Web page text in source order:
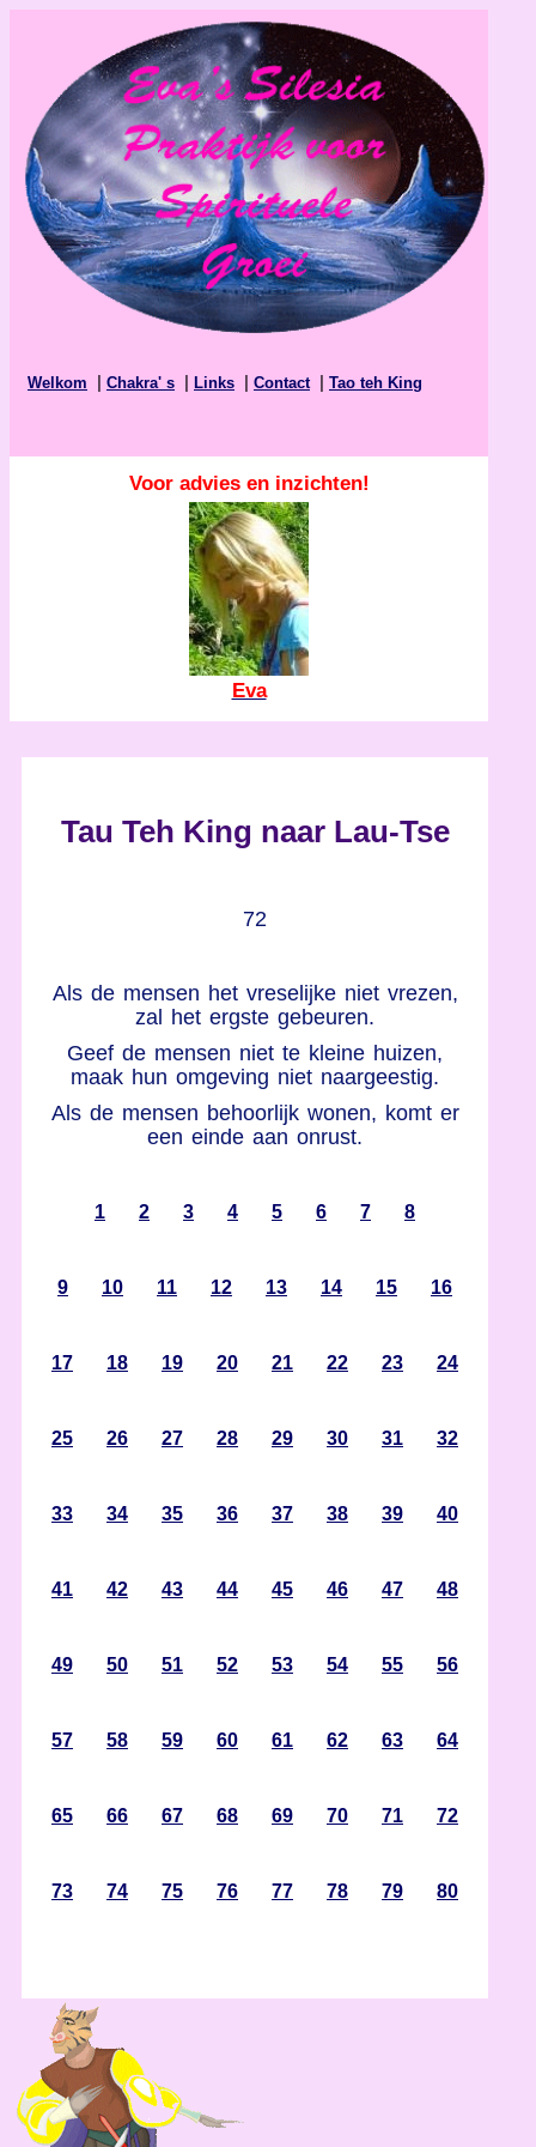
Welkom Chakra' s Links Contact| Tao teh King
Voor advies en inzichten!
Eva
Tau Teh King naar Lau-Tse
72
Als de mensen het vreselijke niet vrezen,
zal het ergste gebeuren.
Geef de mensen niet te kleine huizen,
maak hun omgeving niet naargeestig.
Als de mensen behoorlijk wonen, komt er
een einde aan onrust.
1 2 3 4 5 6 7 8
9 10 11 12 13 14 15 16
17 18 19 20 21 22 23 24
25 26 27 28 29 30 31 32
33 34 35 36 37 38 39 40
41 42 43 44 45 46 47 48
49 50 51 52 53 54 55 56
57 58 59 60 61 62 63 64
65 66 67 68 69 70 71 72
73 74 75 76 77 78 79 80